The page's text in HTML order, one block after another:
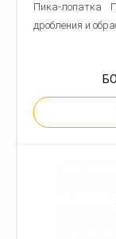
Пика-лопатка
дробления и